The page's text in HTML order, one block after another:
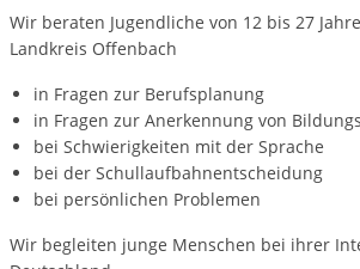
Wir beraten Jugendliche von 12 bis 27
Landkreis Offenbach
in Fragen zur Berufsplanung
in Fragen zur Anerkennung von
bei Schwierigkeiten mit der Sprache
bei der Schullaufbahnentscheidung
bei persönlichen Problemen
Wir begleiten junge Menschen bei ihrer